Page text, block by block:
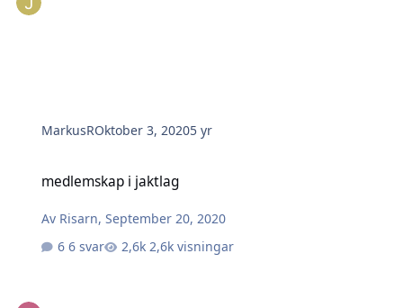
MarkusROktober 3, 20205 yr
medlemskap i jaktlag
Av Risarn,September 20, 2020
6 svar
2,6k visningar